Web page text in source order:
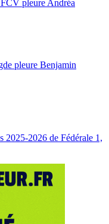
pleure Andréa
pleure Benjamin
2025-2026 de Fédérale 1,